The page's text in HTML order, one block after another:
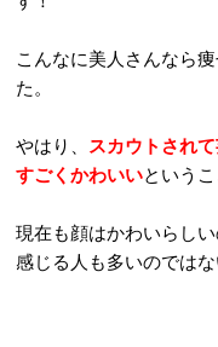
こんなに美人さんなら
た。
やはり、
スカウトされ
すごくかわいいという
現在も顔はかわいらし
感じる人も多いのではな